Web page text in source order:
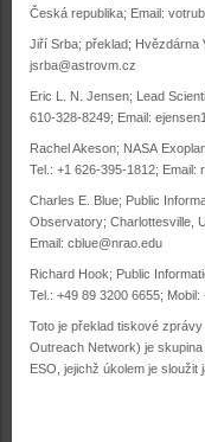
Česká republika; Email:
Jiří Srba; překlad; Hvězdárna
jsrba@astrovm.cz
Eric L. N. Jensen; Lead
610-328-8249; Email:
Rachel Akeson; NASA
Tel.: +1 626-395-1812; Email:
Charles E. Blue; Public
Observatory; Charlottesville,
Email: cblue@nrao.edu
Richard Hook; Public
Tel.: +49 89 3200 6655;
Toto je překlad tiskové
Outreach Network) je
ESO, jejichž úkolem je sloužit